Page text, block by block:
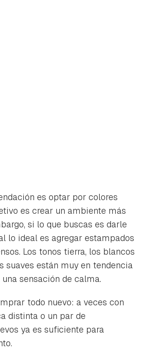
es optar por colores
es crear un ambiente más
si lo que buscas es darle
lo ideal es agregar estampados
Los tonos tierra, los blancos
suaves están muy en tendencia
sensación de calma.
todo nuevo: a veces con
distinta o un par de
ya es suficiente para